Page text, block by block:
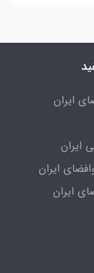
ایران
ایران
ایران
ایران